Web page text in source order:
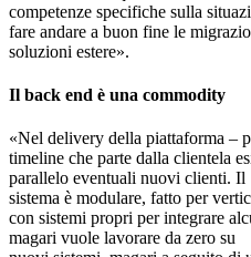
competenze specifiche sulla
fare andare a buon fine le
soluzioni estere».
Il back end è una commodity
«Nel delivery della piattaforma –
timeline che parte dalla clientela
parallelo eventuali nuovi clienti. Il
sistema è modulare, fatto per
con sistemi propri per integrare
magari vuole lavorare da zero su